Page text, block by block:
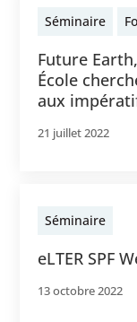
Séminaire
Future
École
aux
21 juillet 2022
Séminaire
eLTER SPF
13 octobre 2022